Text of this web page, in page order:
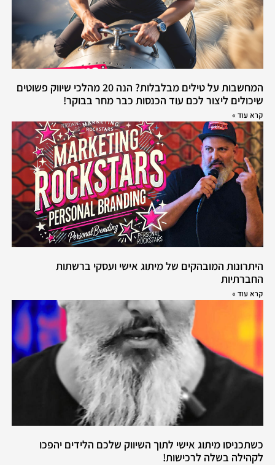
המחשבות על טילים מבלבלות? הנה 20 מהלכי שיווק פשוטים
שיכולים ליצור לכם עוד הכנסות כבר מחר בבוקר!
קרא עוד »
היתרונות המובהקים של מיתוג אישי ועסקי ברשתות
החברתיות
קרא עוד »
כשתכניסו מיתוג אישי לתוך השיווק שלכם הלידים יהפכו
לקהילה בשלה לרכישות!